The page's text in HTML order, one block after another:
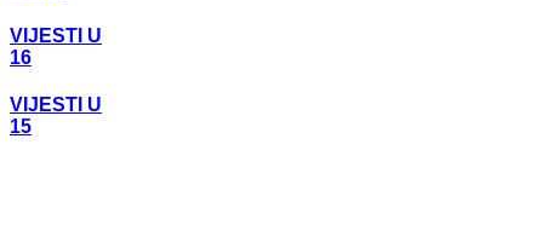
VIJESTI U
16
VIJESTI U
15